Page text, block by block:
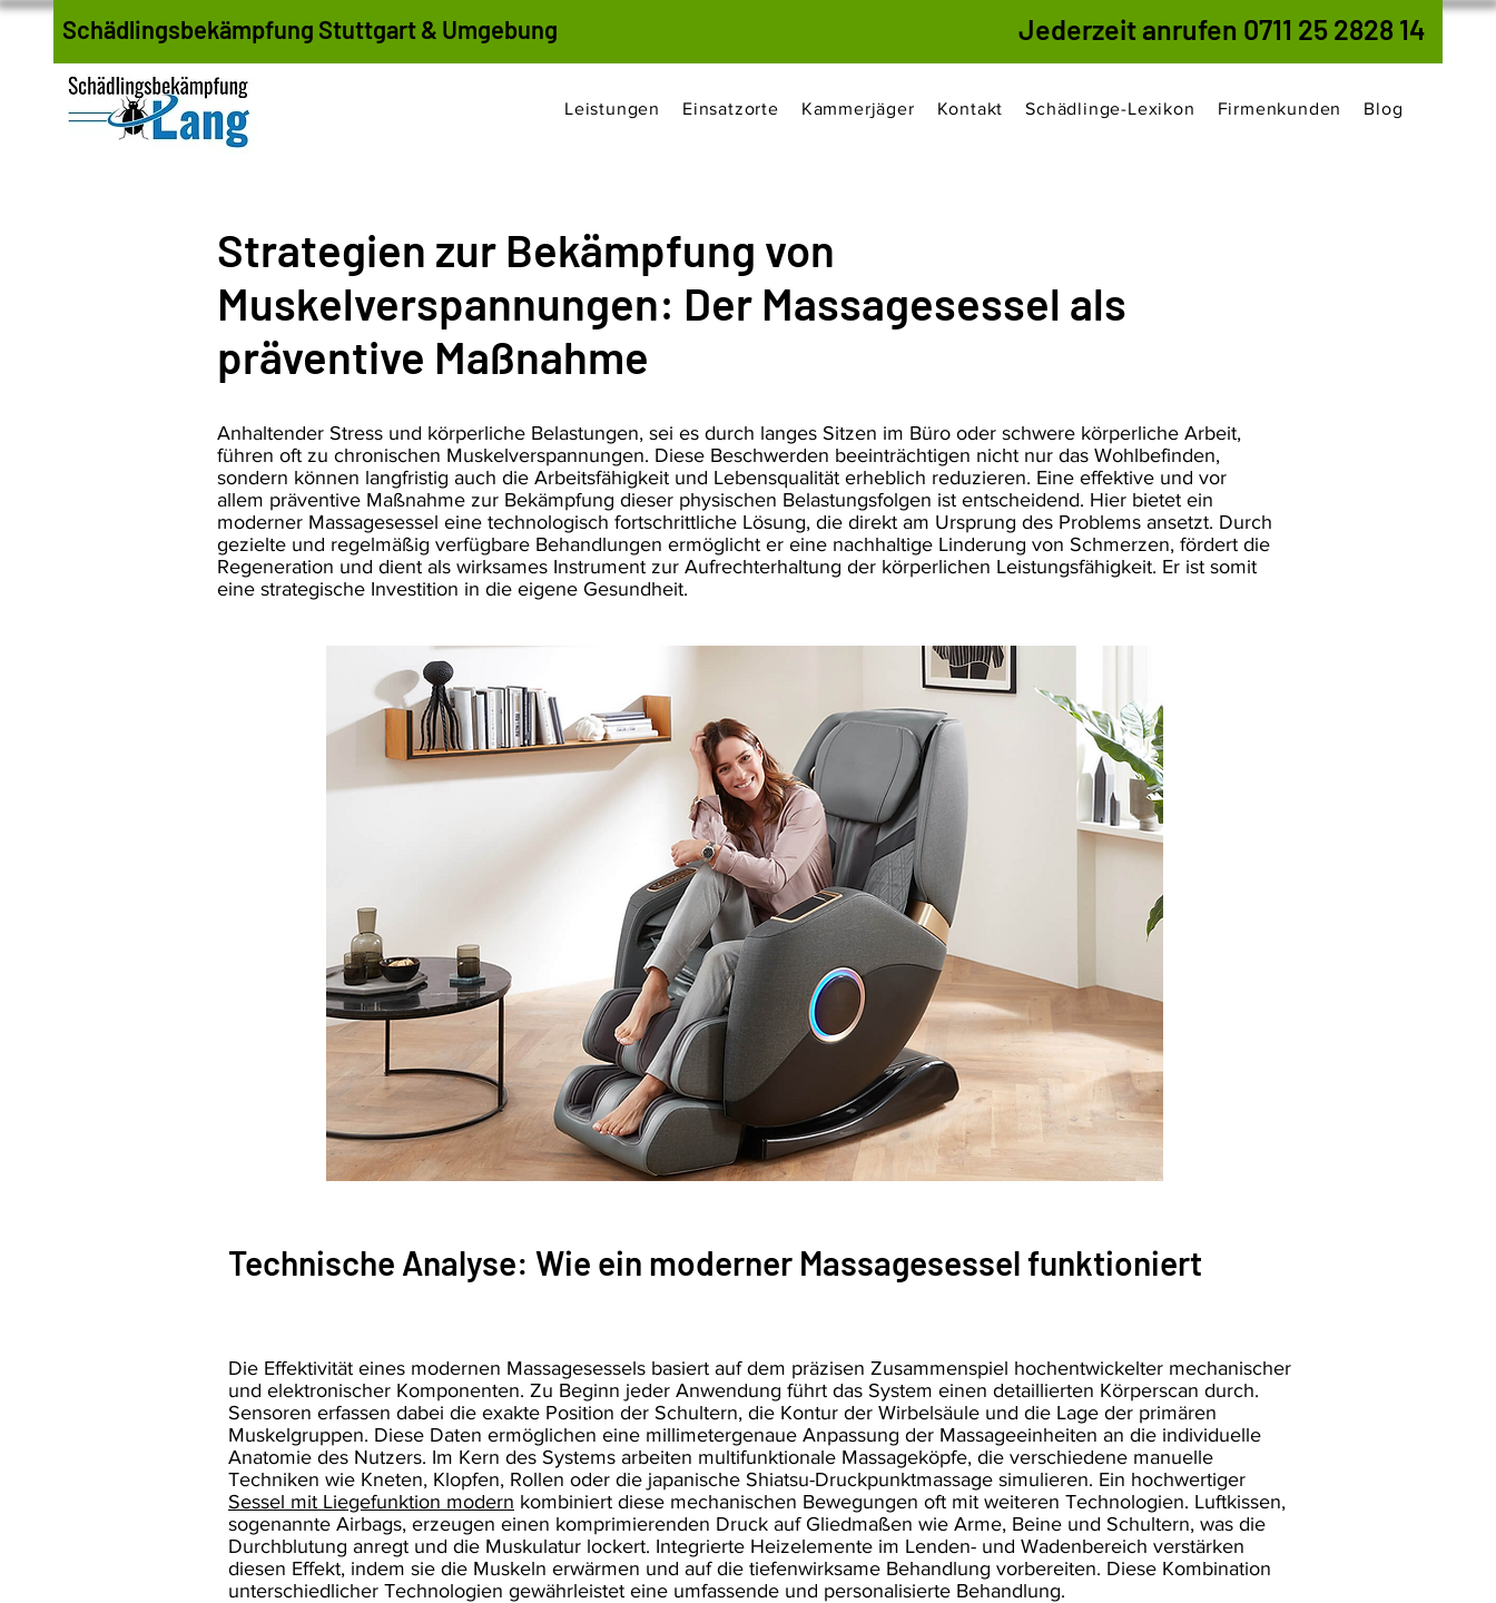
Schädlingsbekämpfung Stuttgart & Umgebung Jederzeit anrufen 0711 25 2828 14
Leistungen Einsatzorte Kammerjäger Kontakt Schädlinge-Lexikon Firmenkunden Blog
Strategien zur Bekämpfung von
Muskelverspannungen: Der Massagesessel als
präventive Maßnahme
Anhaltender Stress und körperliche Belastungen, sei es durch langes Sitzen im Büro oder schwere körperliche Arbeit,
führen oft zu chronischen Muskelverspannungen. Diese Beschwerden beeinträchtigen nicht nur das Wohlbefinden,
sondern können langfristig auch die Arbeitsfähigkeit und Lebensqualität erheblich reduzieren. Eine effektive und vor
allem präventive Maßnahme zur Bekämpfung dieser physischen Belastungsfolgen ist entscheidend. Hier bietet ein
moderner Massagesessel eine technologisch fortschrittliche Lösung, die direkt am Ursprung des Problems ansetzt. Durch
gezielte und regelmäßig verfügbare Behandlungen ermöglicht er eine nachhaltige Linderung von Schmerzen, fördert die
Regeneration und dient als wirksames Instrument zur Aufrechterhaltung der körperlichen Leistungsfähigkeit. Er ist somit
eine strategische Investition in die eigene Gesundheit.
Technische Analyse: Wie ein moderner Massagesessel funktioniert
Die Effektivität eines modernen Massagesessels basiert auf dem präzisen Zusammenspiel hochentwickelter mechanischer
und elektronischer Komponenten. Zu Beginn jeder Anwendung führt das System einen detaillierten Körperscan durch.
Sensoren erfassen dabei die exakte Position der Schultern, die Kontur der Wirbelsäule und die Lage der primären
Muskelgruppen. Diese Daten ermöglichen eine millimetergenaue Anpassung der Massageeinheiten an die individuelle
Anatomie des Nutzers. Im Kern des Systems arbeiten multifunktionale Massageköpfe, die verschiedene manuelle
Techniken wie Kneten, Klopfen, Rollen oder die japanische Shiatsu-Druckpunktmassage simulieren. Ein hochwertiger
Sessel mit Liegefunktion modern kombiniert diese mechanischen Bewegungen oft mit weiteren Technologien. Luftkissen,
sogenannte Airbags, erzeugen einen komprimierenden Druck auf Gliedmaßen wie Arme, Beine und Schultern, was die
Durchblutung anregt und die Muskulatur lockert. Integrierte Heizelemente im Lenden- und Wadenbereich verstärken
diesen Effekt, indem sie die Muskeln erwärmen und auf die tiefenwirksame Behandlung vorbereiten. Diese Kombination
unterschiedlicher Technologien gewährleistet eine umfassende und personalisierte Behandlung.